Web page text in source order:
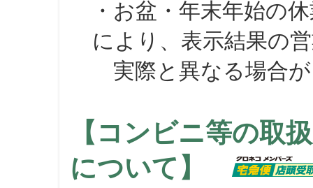
・お盆・年末年始の
により、表示結果の
実際と異なる場合が
【コンビニ等の取
について】